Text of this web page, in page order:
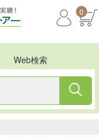
0
Web検索